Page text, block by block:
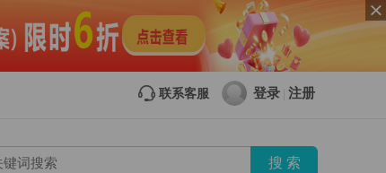
联系客服 登录 注册